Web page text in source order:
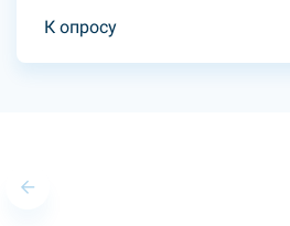
К опросу